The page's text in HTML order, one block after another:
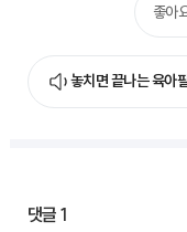
좋아
놓치면 끝나는 육아
댓글1